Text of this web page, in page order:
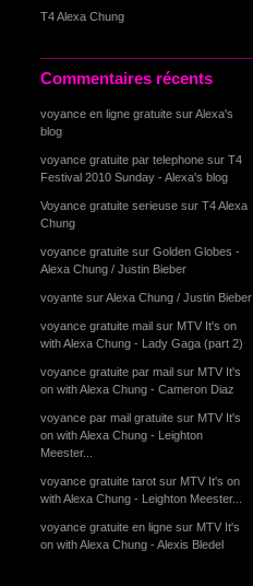
T4 Alexa Chung
Commentaires récents
voyance en ligne gratuite surAlexa's
blog
voyance gratuite par telephone sur T4
Festival 2010 Sunday - Alexa's blog
Voyance gratuite serieuse sur T4 Alexa
Chung
voyance gratuite sur Golden Globes -
Alexa Chung / Justin Bieber
voyante surAlexa Chung / Justin Bieber
voyance gratuite mail sur MTV It's on
with Alexa Chung - Lady Gaga (part 2)
voyance gratuite par mail sur MTV It's
on with Alexa Chung - Cameron Diaz
voyance par mail gratuite sur MTV It's
on with Alexa Chung - Leighton
Meester...
voyance gratuite tarot sur MTV It's on
with Alexa Chung - Leighton Meester...
voyance gratuite en ligne sur MTV It's
on with Alexa Chung - Alexis Bledel